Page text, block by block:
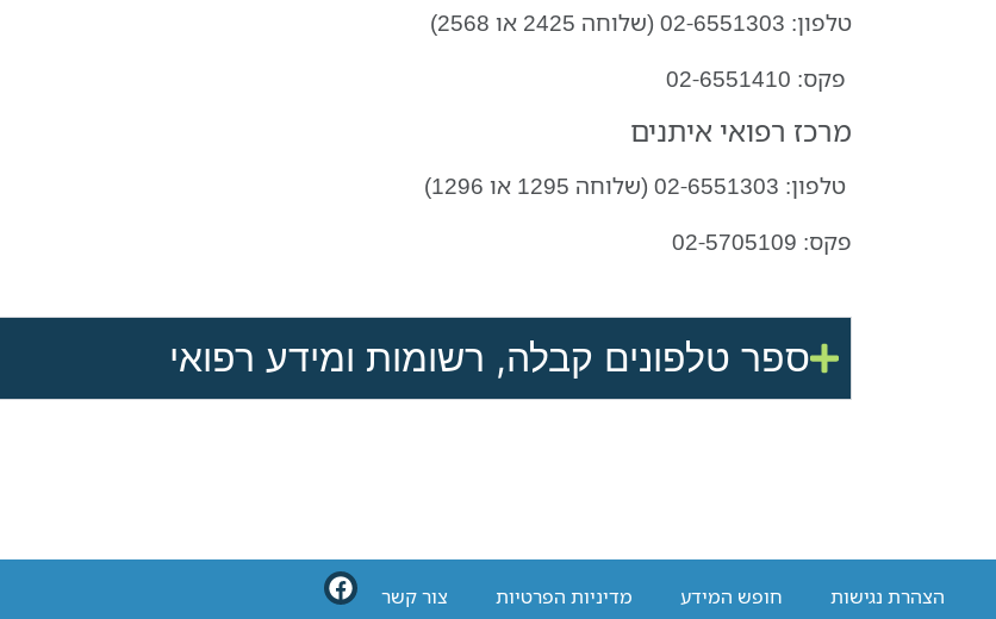
טלפון:
פקס:
מרכז רפואי איתנים
טלפון:
פקס:
ספר טלפונים קבלה, רשומות ומידע רפואי
הצהרת נגישות חופש המידע מדיניות הפרטיות צור קשר